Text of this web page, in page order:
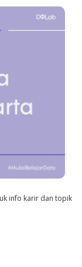
info karir dan topik